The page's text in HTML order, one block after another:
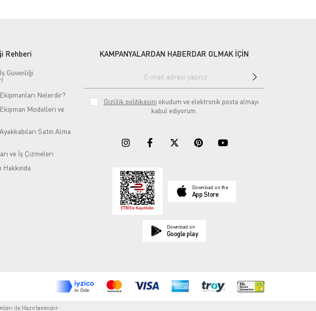
Rehberi
Güvenliği
Nelerdir?
Modelleri ve
Satın Alma
ve İş Çizmeleri
Hakkında
KAMPANYALARDAN HABERDAR OLMAK İÇİN
Gizlilik politikasını okudum ve elektronik posta almayı
kabul ediyorum.
Download on the
App Store
Download on
Google play
ile Hazırlanmıştır.